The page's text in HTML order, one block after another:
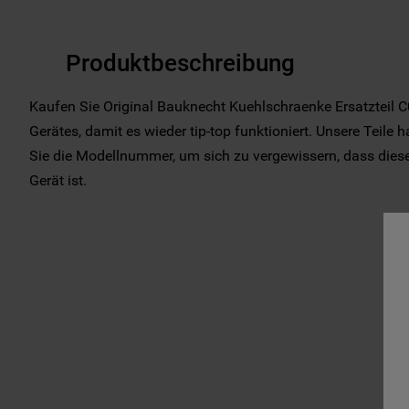
Produktbeschreibung
Kaufen Sie Original Bauknecht Kuehlschraenke Ersatzteil
Gerätes, damit es wieder tip-top funktioniert. Unsere Teile
Sie die Modellnummer, um sich zu vergewissern, dass
Gerät ist.